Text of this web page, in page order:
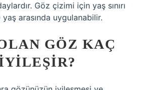
Göz çizimi için yaş sınırı
arasında uygulanabilir.
GÖZ KAÇ